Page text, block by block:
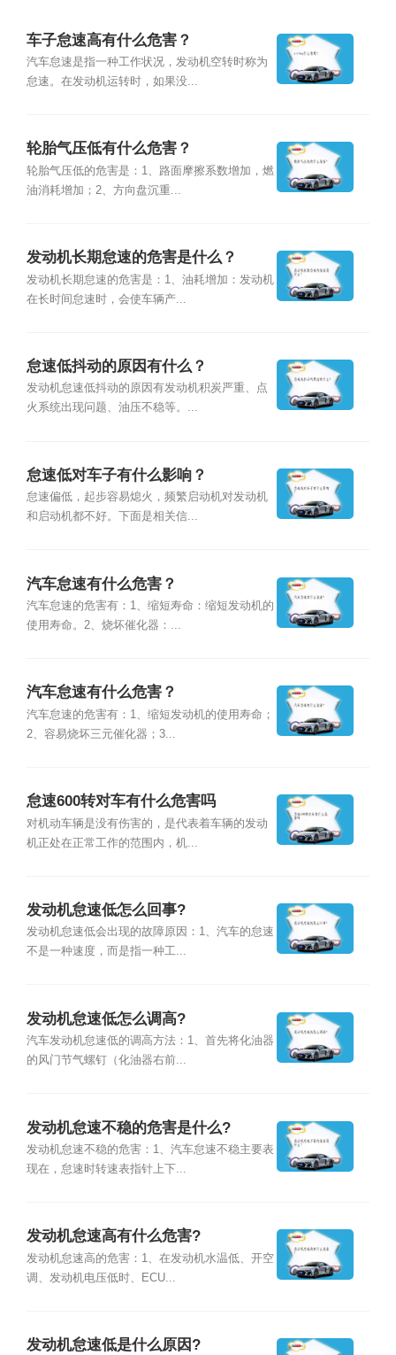
车子怠速高有什么危害？
汽车怠速是指一种工作状况，发动机空转时称为
怠速。在发动机运转时，如果没...
轮胎气压低有什么危害？
轮胎气压低的危害是：1、路面摩擦系数增加，燃
油消耗增加；2、方向盘沉重...
发动机长期怠速的危害是什么？
发动机长期怠速的危害是：1、油耗增加：发动机
在长时间怠速时，会使车辆产...
怠速低抖动的原因有什么？
发动机怠速低抖动的原因有发动机积炭严重、点
火系统出现问题、油压不稳等。...
怠速低对车子有什么影响？
怠速偏低，起步容易熄火，频繁启动机对发动机
和启动机都不好。下面是相关信...
汽车怠速有什么危害？
汽车怠速的危害有：1、缩短寿命：缩短发动机的
使用寿命。2、烧坏催化器：...
汽车怠速有什么危害？
汽车怠速的危害有：1、缩短发动机的使用寿命；
2、容易烧坏三元催化器；3...
怠速600转对车有什么危害吗
对机动车辆是没有伤害的，是代表着车辆的发动
机正处在正常工作的范围内，机...
发动机怠速低怎么回事?
发动机怠速低会出现的故障原因：1、汽车的怠速
不是一种速度，而是指一种工...
发动机怠速低怎么调高?
汽车发动机怠速低的调高方法：1、首先将化油器
的风门节气螺钉（化油器右前...
发动机怠速不稳的危害是什么?
发动机怠速不稳的危害：1、汽车怠速不稳主要表
现在，怠速时转速表指针上下...
发动机怠速高有什么危害?
发动机怠速高的危害：1、在发动机水温低、开空
调、发动机电压低时、ECU...
发动机怠速低是什么原因?